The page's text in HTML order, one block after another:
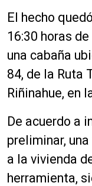
El hecho
16:30 horas
una cabaña
84, de la Ruta
Riñinahue, en
De acuerdo a
preliminar,
a la vivienda
herramienta,